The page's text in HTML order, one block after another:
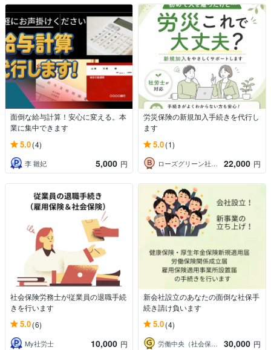
面倒な給与計算！安心に変える。本
業に集中できます
5.0(4)
李 雛妃 5,000 円
労災保険の新規加入手続きを代行し
ます
5.0(1)
ローズグリーン社労士・キャリコン 22,000 円
社会保険労務士が従業員の退職手続
きを行います
5.0(6)
My社労士 10,000 円
新会社設立のあなたの面倒な社保手
続き請け負います
5.0(4)
労働中央（社会保険労務士法人） 30,000 円